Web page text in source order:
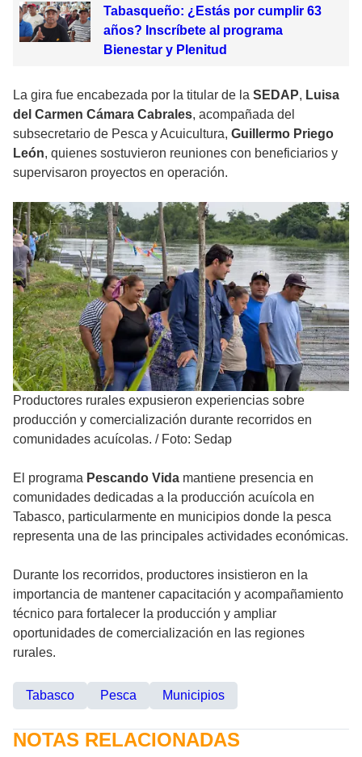
Tabasqueño: ¿Estás por cumplir 63
años? Inscríbete al programa
Bienestar y Plenitud
La gira fue encabezada por la titular de la SEDAP, Luisa
del Carmen Cámara Cabrales, acompañada del
subsecretario de Pesca y Acuicultura, Guillermo Priego
León, quienes sostuvieron reuniones con beneficiarios y
supervisaron proyectos en operación.
Productores rurales expusieron experiencias sobre
producción y comercialización durante recorridos en
comunidades acuícolas. / Foto: Sedap
El programa Pescando Vida mantiene presencia en
comunidades dedicadas a la producción acuícola en
Tabasco, particularmente en municipios donde la pesca
representa una de las principales actividades económicas.
Durante los recorridos, productores insistieron en la
importancia de mantener capacitación y acompañamiento
técnico para fortalecer la producción y ampliar
oportunidades de comercialización en las regiones
rurales.
Tabasco Pesca Municipios
NOTAS RELACIONADAS